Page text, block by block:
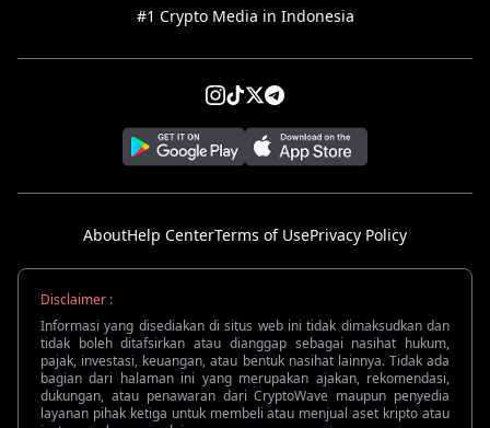
#1 Crypto Media in Indonesia
AboutHelp CenterTerms of UsePrivacy Policy
Disclaimer :
Informasi yang disediakan di situs web ini tidak dimaksudkan dan
tidak boleh ditafsirkan atau dianggap sebagai nasihat hukum,
pajak, investasi, keuangan, atau bentuk nasihat lainnya. Tidak ada
bagian dari halaman ini yang merupakan ajakan, rekomendasi,
dukungan, atau penawaran dari CryptoWave maupun penyedia
layanan pihak ketiga untuk membeli atau menjual aset kripto atau